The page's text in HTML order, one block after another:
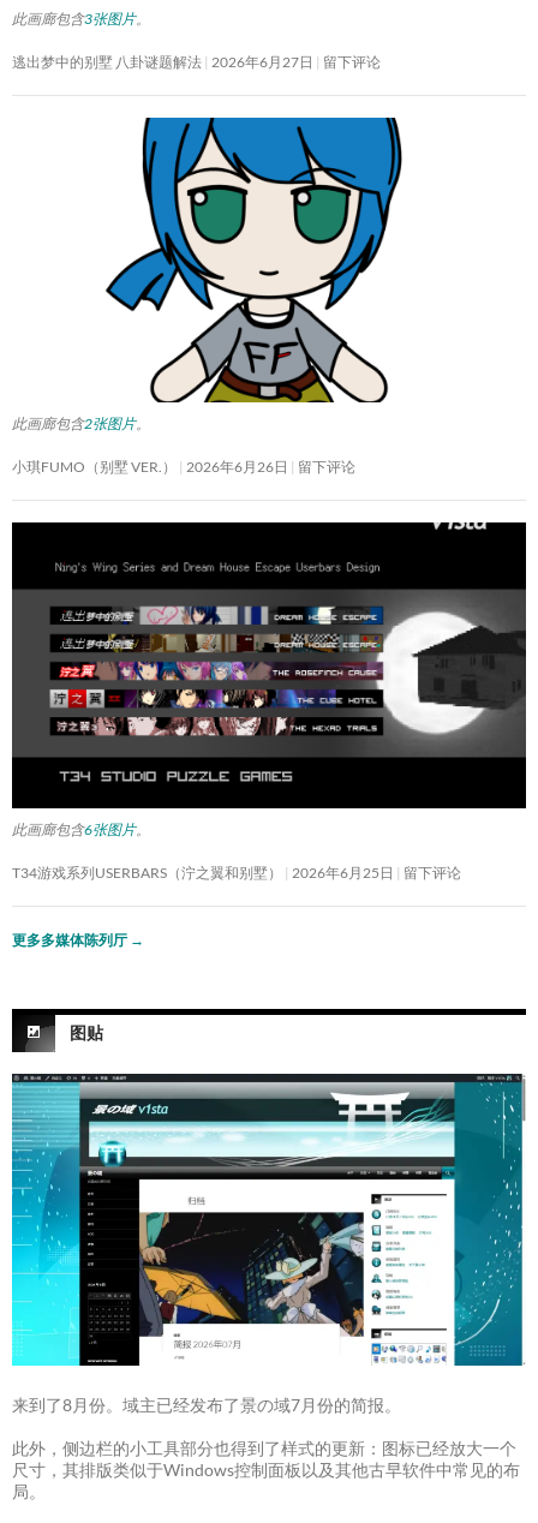
此画廊包含3张图片。
逃出梦中的别墅 八卦谜题解法 2026年6月27日 留下评论
此画廊包含2张图片。
小琪FUMO（别墅 VER.） 2026年6月26日 留下评论
此画廊包含6张图片。
T34游戏系列USERBARS（泞之翼和别墅） 2026年6月25日 留下评论
更多多媒体陈列厅 →
图贴
来到了8月份。域主已经发布了景の域7月份的简报。
此外，侧边栏的小工具部分也得到了样式的更新：图标已经放大一个
尺寸，其排版类似于Windows控制面板以及其他古早软件中常见的布
局。